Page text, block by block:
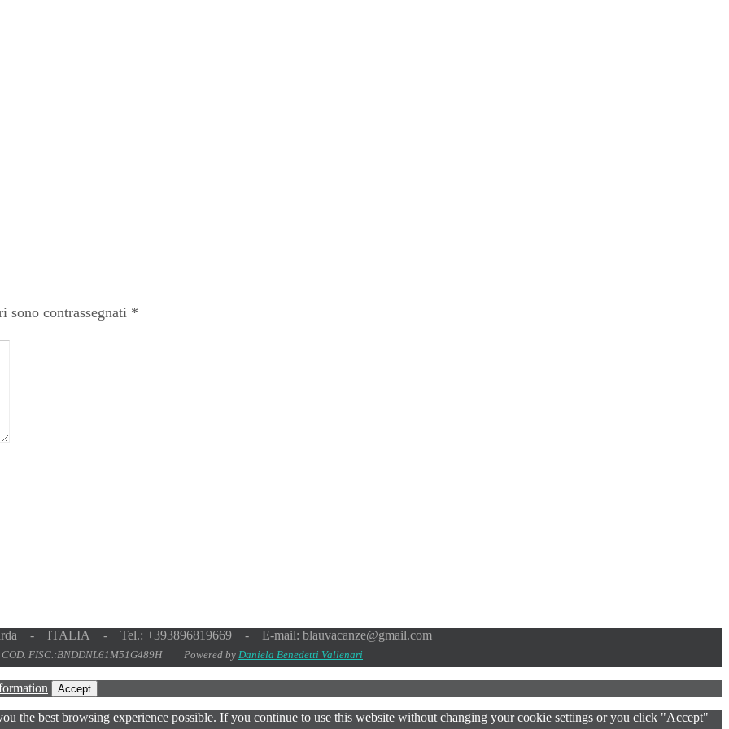
sono contrassegnati *
- ITALIA - Tel.: +393896819669 - E-mail: blauvacanze@gmail.com
COD. FISC.:BNDDNL61M51G489H Powered by Daniela Benedetti Vallenari
Accept
the best browsing experience possible. If you continue to use this website without changing your cookie settings or you click "Accept"